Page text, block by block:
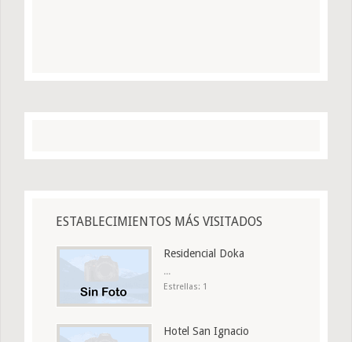
ESTABLECIMIENTOS MÁS VISITADOS
Residencial Doka
...
Estrellas: 1
Hotel San Ignacio